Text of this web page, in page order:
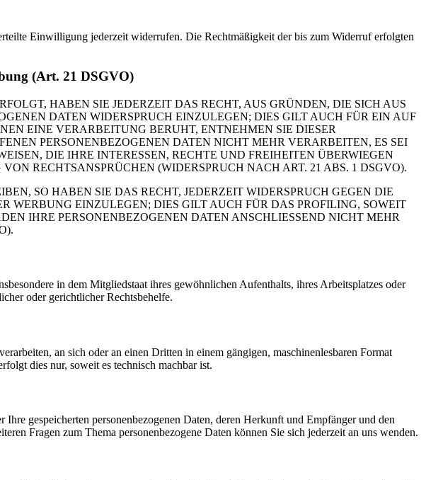
Einwilligung jederzeit widerrufen. Die Rechtmäßigkeit der bis zum Widerruf erfolgten
(Art. 21 DSGVO)
HABEN SIE JEDERZEIT DAS RECHT, AUS GRÜNDEN, DIE SICH AUS
DATEN WIDERSPRUCH EINZULEGEN; DIES GILT AUCH FÜR EIN AUF
EINE VERARBEITUNG BERUHT, ENTNEHMEN SIE DIESER
PERSONENBEZOGENEN DATEN NICHT MEHR VERARBEITEN, ES SEI
DIE IHRE INTERESSEN, RECHTE UND FREIHEITEN ÜBERWIEGEN
RECHTSANSPRÜCHEN (WIDERSPRUCH NACH ART. 21 ABS. 1 DSGVO).
SO HABEN SIE DAS RECHT, JEDERZEIT WIDERSPRUCH GEGEN DIE
WERBUNG EINZULEGEN; DIES GILT AUCH FÜR DAS PROFILING, SOWEIT
IHRE PERSONENBEZOGENEN DATEN ANSCHLIESSEND NICHT MEHR
in dem Mitgliedstaat ihres gewöhnlichen Aufenthalts, ihres Arbeitsplatzes oder
oder gerichtlicher Rechtsbehelfe.
an sich oder an einen Dritten in einem gängigen, maschinenlesbaren Format
dies nur, soweit es technisch machbar ist.
gespeicherten personenbezogenen Daten, deren Herkunft und Empfänger und den
Fragen zum Thema personenbezogene Daten können Sie sich jederzeit an uns wenden.